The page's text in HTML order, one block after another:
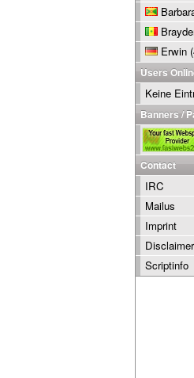
Erwin
Users
Keine
Banners /
Contact
IRC
Mailus
Imprint
Disclaimer
Scriptinfo